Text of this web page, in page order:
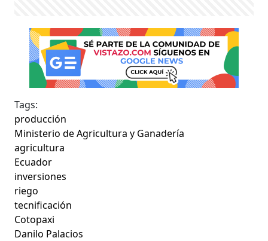
Tags:
producción
Ministerio de Agricultura y Ganadería
agricultura
Ecuador
inversiones
riego
tecnificación
Cotopaxi
Danilo Palacios